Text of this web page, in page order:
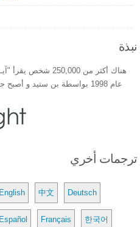
نبذة
هناك أكثر من
عام 1998 بواسطة بن ستيد و أصبح جزأ من شبكة Heartlight فى عام 2000
ترجمات أخري
English 中文 Deutsch
Español Français 한국어